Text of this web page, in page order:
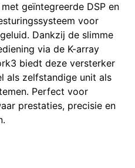
geïntegreerde DSP en
voor
Dankzij de slimme
via de K-array
biedt deze versterker
als zelfstandige unit als
Perfect voor
prestaties, precisie en